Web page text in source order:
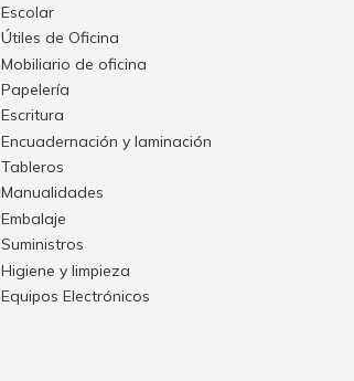
Escolar
Útiles de Oficina
Mobiliario de oficina
Papelería
Escritura
Encuadernación y laminación
Tableros
Manualidades
Embalaje
Suministros
Higiene y limpieza
Equipos Electrónicos